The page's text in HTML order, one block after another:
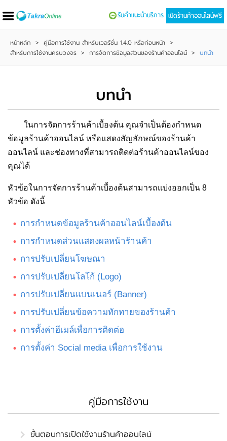
เปิดร้านค้าออนไลน์ฟรี
รับคำแนะนำบริการ
หน้าหลัก > คู่มือการใช้งาน สำหรับเวอร์ชั่น 1.4.0 หรือก่อนหน้า >
สำหรับการใช้งานครบวงจร > การจัดการข้อมูลส่วนของร้านค้าออนไลน์ > บทนำ
บทนำ
ในการจัดการร้านค้าเบื้องต้น คุณจำเป็นต้องกำหนด
ข้อมูลร้านค้าออนไลน์ หรือแสดงสัญลักษณ์ของร้านค้า
ออนไลน์ และช่องทางที่สามารถติดต่อร้านค้าออนไลน์ของ
คุณได้
หัวข้อในการจัดการร้านค้าเบื้องต้นสามารถแบ่งออกเป็น 8
หัวข้อ ดังนี้
การกำหนดข้อมูลร้านค้าออนไลน์เบื้องต้น
การกำหนดส่วนแสดงผลหน้าร้านค้า
การปรับเปลี่ยนโฆษณา
การปรับเปลี่ยนโลโก้ (Logo)
การปรับเปลี่ยนแบนเนอร์ (Banner)
การปรับเปลี่ยนข้อความทักทายของร้านค้า
การตั้งค่าอีเมล์เพื่อการติดต่อ
การตั้งค่า Social media เพื่อการใช้งาน
คู่มือการใช้งาน
ขั้นตอนการเปิดใช้งานร้านค้าออนไลน์